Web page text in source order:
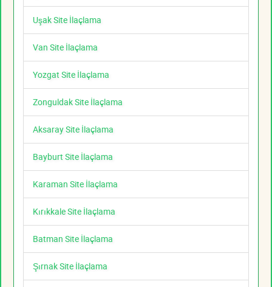
Uşak Site İlaçlama
Van Site İlaçlama
Yozgat Site İlaçlama
Zonguldak Site İlaçlama
Aksaray Site İlaçlama
Bayburt Site İlaçlama
Karaman Site İlaçlama
Kırıkkale Site İlaçlama
Batman Site İlaçlama
Şırnak Site İlaçlama